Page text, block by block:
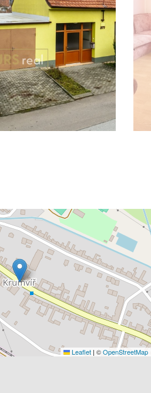
Leaflet | ©OpenStreetMap